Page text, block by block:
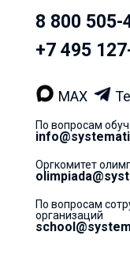
8 800 505-
+7 495
MAX
По вопросам
Оргкомитет
По вопросам
организаций